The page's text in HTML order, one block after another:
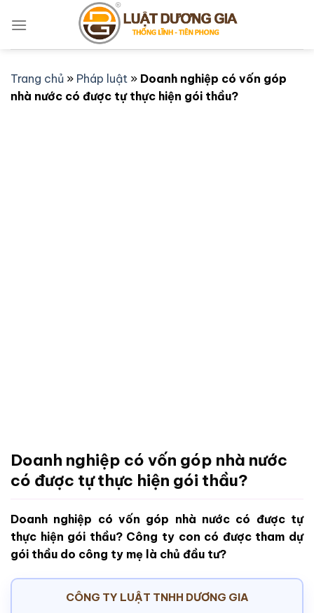
qua
Trang chủ » Pháp luật » Doanh nghiệp có vốn góp
nhà nước có được tự thực hiện gói thầu?
Doanh nghiệp có vốn góp nhà nước
có được tự thực hiện gói thầu?
Doanh nghiệp có vốn góp nhà nước có được tự
thực hiện gói thầu? Công ty con có được tham dự
gói thầu do công ty mẹ là chủ đầu tư?
CÔNG TY LUẬT TNHH DƯƠNG GIA